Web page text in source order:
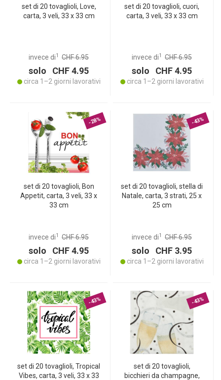
set di 20 tovaglioli, Love,
carta, 3 veli, 33 x 33 cm
invece di1 CHF 6.95
solo CHF 4.95
circa 1–2 giorni lavorativi
set di 20 tovaglioli, cuori,
carta, 3 veli, 33 x 33 cm
invece di1 CHF 6.95
solo CHF 4.95
circa 1–2 giorni lavorativi
-28%
set di 20 tovaglioli, Bon
Appetit, carta, 3 veli, 33 x
33 cm
invece di1 CHF 6.95
solo CHF 4.95
circa 1–2 giorni lavorativi
-43%
set di 20 tovaglioli, stella di
Natale, carta, 3 strati, 25 x
25 cm
invece di1 CHF 6.95
solo CHF 3.95
circa 1–2 giorni lavorativi
-43%
set di 20 tovaglioli, Tropical
Vibes, carta, 3 veli, 33 x 33
-43%
set di 20 tovaglioli,
bicchieri da champagne,